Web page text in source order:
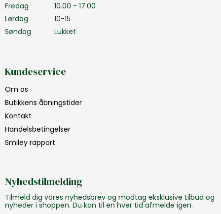
Fredag
10.00 - 17.00
Lørdag
10-15
Søndag
Lukket
Kundeservice
Om os
Butikkens åbningstider
Kontakt
Handelsbetingelser
Smiley rapport
Nyhedstilmelding
Tilmeld dig vores nyhedsbrev og modtag eksklusive tilbud og
nyheder i shoppen. Du kan til en hver tid afmelde igen.